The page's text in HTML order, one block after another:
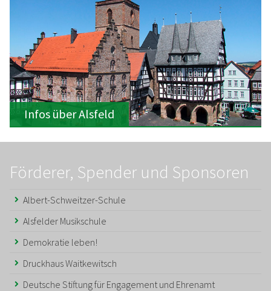
Infos über Alsfeld
Förderer, Spender und Sponsoren
Albert-Schweitzer-Schule
Alsfelder Musikschule
Demokratie leben!
Druckhaus Waitkewitsch
Deutsche Stiftung für Engagement und Ehrenamt